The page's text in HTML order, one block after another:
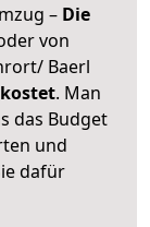
– Die
von
Baerl
. Man
das Budget
und
dafür